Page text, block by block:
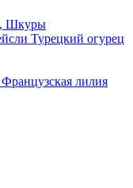
Шкуры
Турецкий огурец
Французская лилия